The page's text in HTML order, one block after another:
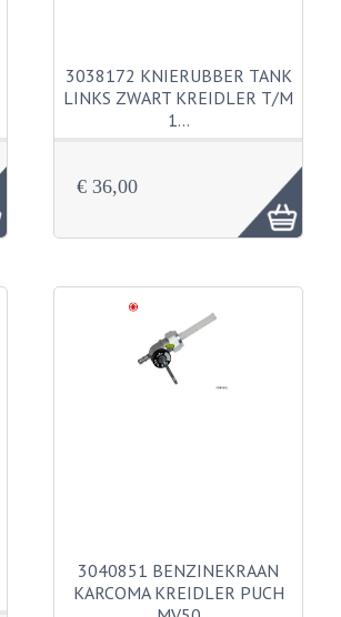
3038172 KNIERUBBER TANK
LINKS ZWART KREIDLER T/M
1…
€ 36,00
3040851 BENZINEKRAAN
KARCOMA KREIDLER PUCH